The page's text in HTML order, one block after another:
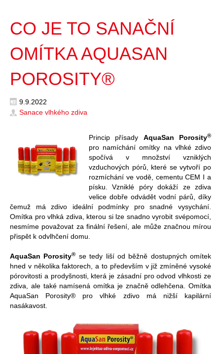
CO JE TO SANAČNÍ
OMÍTKA AQUASAN
POROSITY®
9.9.2022
Sanace vlhkého zdiva
Princip přísady AquaSan Porosity®
pro namíchání omítky na vlhké zdivo
spočívá v množství vzniklých
vzduchových pórů, které se vytvoří po
rozmíchání ve vodě, cementu CEM I a
písku. Vzniklé póry dokáží ze zdiva
velice dobře odvádět vodní párů, díky
čemuž má zdivo ideální podmínky pro snadné vysychání.
Omítka pro vlhká zdiva, kterou si lze snadno vyrobit svépomocí,
nesmíme považovat za finální řešení, ale může značnou mírou
přispět k odvlhčení domu.
AquaSan Porosity® se tedy liší od běžně dostupných omítek
hned v několika faktorech, a to především v již zmíněné vysoké
pórovitosti a prodyšnosti, která je zásadní pro odvod vlhkosti ze
zdiva, ale také namísená omítka je značně odlehčena. Omítka
AquaSan Porosity® pro vlhké zdivo má nižší kapilární
nasákavost.